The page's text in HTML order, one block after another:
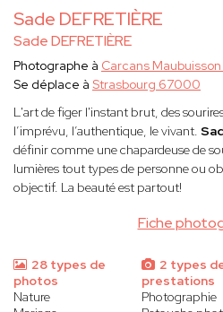
Sade DEFRETIÈRE
Sade DEFRETIÈRE
Fiche
Photographe à Carcans Maubuisson
Se déplace à Strasbourg 67000
L'art de figer l'instant brut, des
l’imprévu, l’authentique, le vivant.
définir comme une chapardeuse de
lumières tout types de personne ou
objectif. La beauté est partout!
28 types de
photos
Nature
2 types
prestations
Photographie